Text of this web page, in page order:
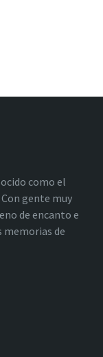
como el
gente muy
de encanto e
memorias de